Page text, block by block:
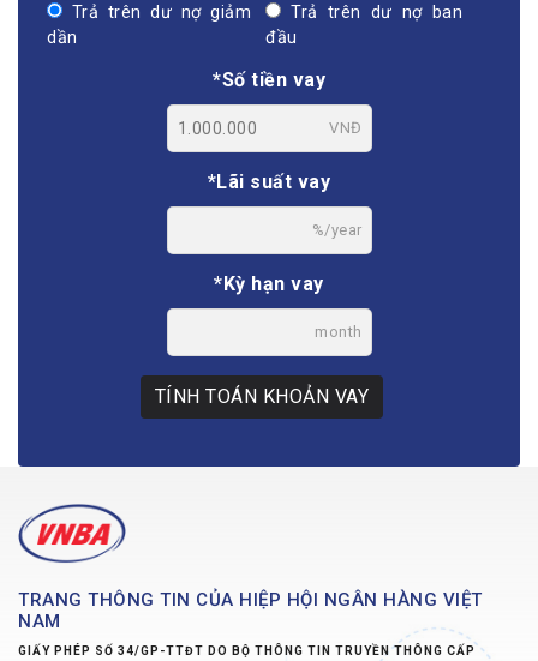
Trả trên dư nợ giảm
dần
Trả trên dư nợ ban
đầu
*Số tiền vay
VNĐ
*Lãi suất vay
%/year
*Kỳ hạn vay
month
TÍNH TOÁN KHOẢN VAY
TRANG THÔNG TIN CỦA HIỆP HỘI NGÂN HÀNG VIỆT
NAM
GIẤY PHÉP SỐ 34/GP-TTĐT DO BỘ THÔNG TIN TRUYỀN THÔNG CẤP